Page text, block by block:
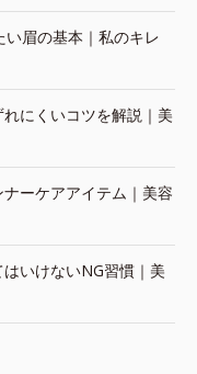
い眉の基本｜私のキレ
にくいコツを解説｜美
ーケアアイテム｜美容
いけないNG習慣｜美